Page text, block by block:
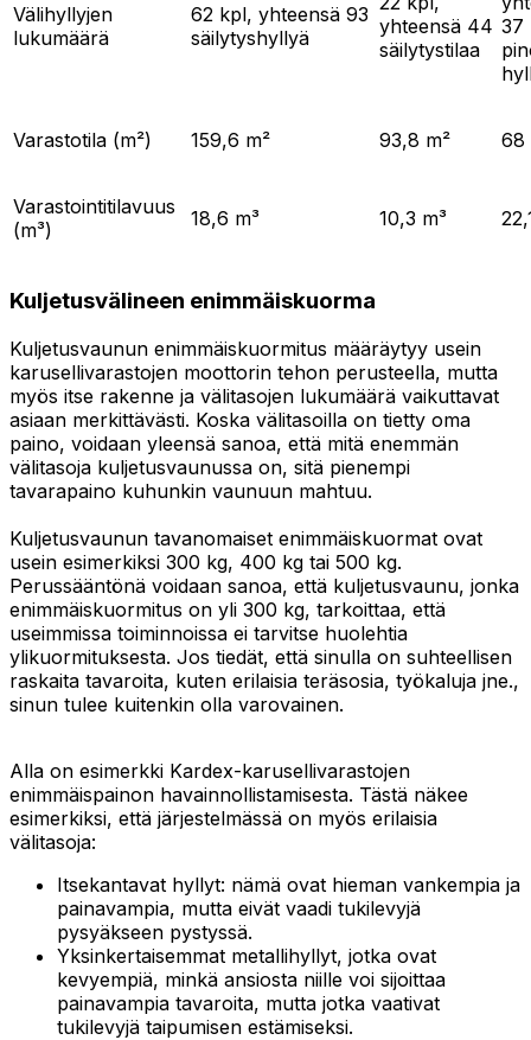
Välihyllyjen
lukumäärä
62 kpl, yhteensä 93
säilytyshyllyä
yhteensä 44
säilytystilaa
37
Varastotila (m²) 159,6 m² 93,8 m² 68
Varastointitilavuus
(m³)
18,6 m³ 10,3 m³
Kuljetusvälineen enimmäiskuorma
Kuljetusvaunun enimmäiskuormitus määräytyy usein
karusellivarastojen moottorin tehon perusteella, mutta
myös itse rakenne ja välitasojen lukumäärä vaikuttavat
asiaan merkittävästi. Koska välitasoilla on tietty oma
paino, voidaan yleensä sanoa, että mitä enemmän
välitasoja kuljetusvaunussa on, sitä pienempi
tavarapaino kuhunkin vaunuun mahtuu.
Kuljetusvaunun tavanomaiset enimmäiskuormat ovat
usein esimerkiksi 300 kg, 400 kg tai 500 kg.
Perussääntönä voidaan sanoa, että kuljetusvaunu, jonka
enimmäiskuormitus on yli 300 kg, tarkoittaa, että
useimmissa toiminnoissa ei tarvitse huolehtia
ylikuormituksesta. Jos tiedät, että sinulla on suhteellisen
raskaita tavaroita, kuten erilaisia teräsosia, työkaluja jne.,
sinun tulee kuitenkin olla varovainen.
Alla on esimerkki Kardex-karusellivarastojen
enimmäispainon havainnollistamisesta. Tästä näkee
esimerkiksi, että järjestelmässä on myös erilaisia
välitasoja:
Itsekantavat hyllyt: nämä ovat hieman vankempia ja
painavampia, mutta eivät vaadi tukilevyjä
pysyäkseen pystyssä.
Yksinkertaisemmat metallihyllyt, jotka ovat
kevyempiä, minkä ansiosta niille voi sijoittaa
painavampia tavaroita, mutta jotka vaativat
tukilevyjä taipumisen estämiseksi.